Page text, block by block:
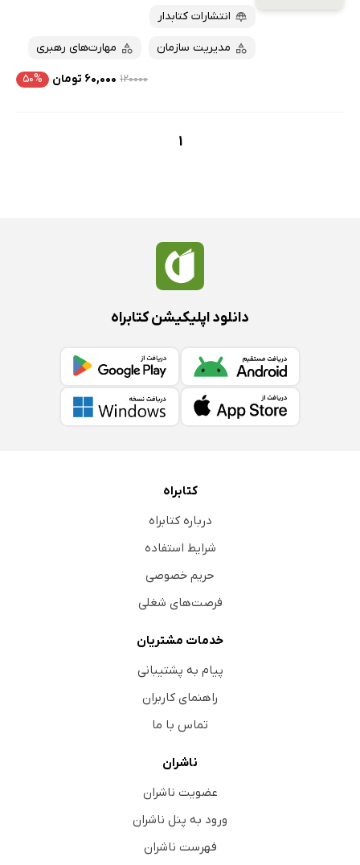
ارزان ترین‌هاانتشارات کتابدار
مدیریت سازمان مهارت‌های رهبری
۱۲۰۰۰۰ ۶۰,۰۰۰ تومان ۵۰%
1
دانلود اپلیکیشن کتابراه
کتابراه
درباره کتابراه
شرایط استفاده
حریم خصوصی
فرصت‌های شغلی
خدمات مشتریان
پیام به پشتیبانی
راهنمای کاربران
تماس با ما
ناشران
عضویت ناشران
ورود به پنل ناشران
فهرست ناشران